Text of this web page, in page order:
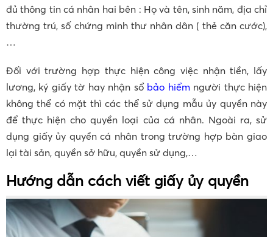
đủ thông tin cá nhân hai bên : Họ và tên, sinh năm, địa chỉ
thường trú, số chứng minh thư nhân dân ( thẻ căn cước),
…
Đối với trường hợp thực hiện công việc nhận tiền, lấy
lương, ký giấy tờ hay nhận sổbảo hiểm người thực hiện
không thể có mặt thì các thể sử dụng mẫu ủy quyền này
để thực hiện cho quyền loại của cá nhân. Ngoài ra, sử
dụng giấy ủy quyền cá nhân trong trường hợp bàn giao
lại tài sản, quyền sở hữu, quyền sử dụng,…
Hướng dẫn cách viết giấy ủy quyền